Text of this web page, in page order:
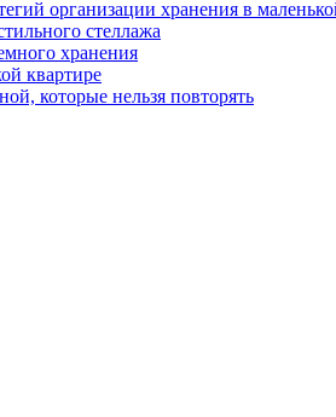
организации хранения в
стеллажа
хранения
квартире
которые нельзя повторять